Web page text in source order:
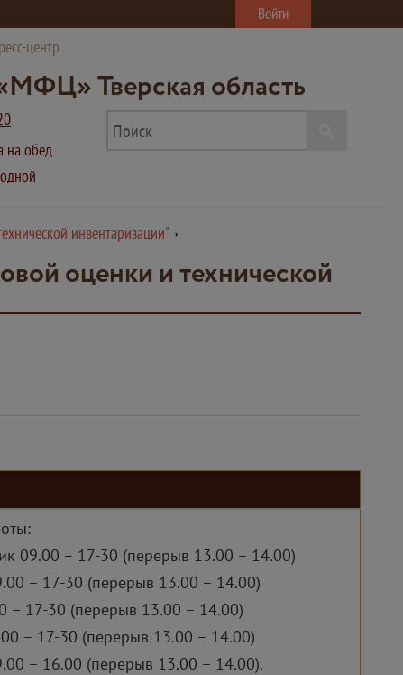
Войти
центр
Тверская область
на обед
инвентаризации"
оценки и технической
09.00 – 17-30 (перерыв 13.00 – 14.00)
– 17-30 (перерыв 13.00 – 14.00)
– 17-30 (перерыв 13.00 – 14.00)
– 17-30 (перерыв 13.00 – 14.00)
– 16.00 (перерыв 13.00 – 14.00).